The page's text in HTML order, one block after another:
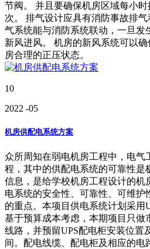
节阀。 并且要确保机房区域每小
次。 排气设计应具有消防事故排
气系统能与消防系统联动，一旦发
新风进风。 机房的新风系统可以
房合理的正压状态。
10
2022 -05
机房供配电系统方案
众所周知在弱电机房工程中，电气
程，其中的供配电系统的可靠性是
信息，是给学校机房工程设计的机
电系统的安全性、可靠性、可维护
的重点。本项目供电系统计划采用
基于预算成本考虑，本期项目只做
线路，并预留UPS配电柜安装位置
间。配电线缆、配电柜及相应的电